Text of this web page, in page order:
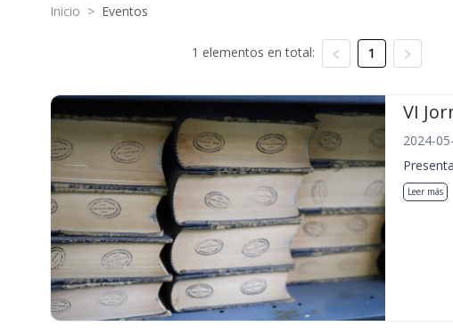
Inicio > Eventos
1 elementos en total: 1
VI
2024-
Leer más